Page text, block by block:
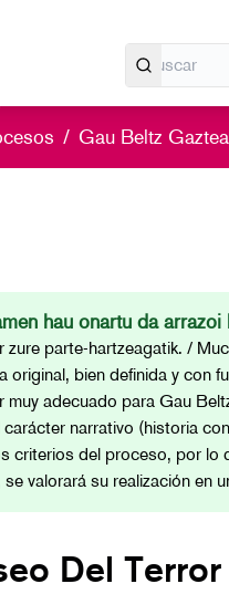
/ Gau Beltz
hau onartu da arrazoi
zure parte-hartzeagatik. /
original, bien definida y con
muy adecuado para Gau
carácter narrativo (historia
criterios del proceso, por lo
valorará su realización en
Del Terror